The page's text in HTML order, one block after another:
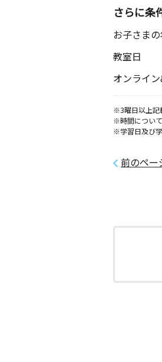
さらに条
お子さま
教室日
オンライ
※3曜日以上記
※時間につい
※学習日及び
前のペー